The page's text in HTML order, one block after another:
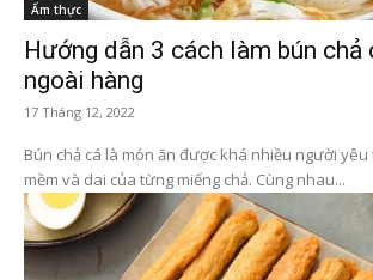
Ẩm thực
Hướng dẫn 3 cách làm bún chả
ngoài hàng
17 Tháng 12, 2022
Bún chả cá là món ăn được khá nhiều người
mềm và dai của từng miếng chả. Cùng nhau...